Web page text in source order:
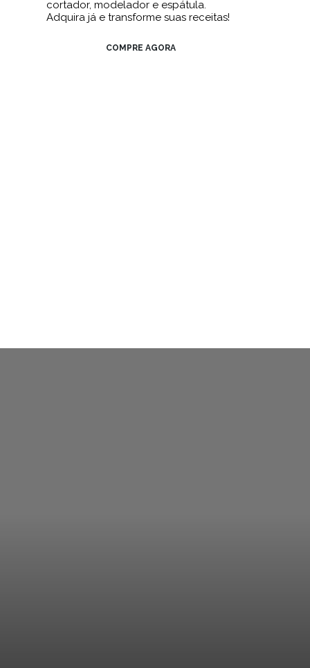
cortador, modelador e espátula.
Adquira já e transforme suas receitas!
COMPRE AGORA